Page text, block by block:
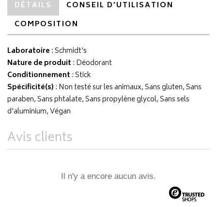
DÉTAILS
CONSEIL D’UTILISATION
COMPOSITION
Laboratoire :Schmidt's
Nature de produit : Déodorant
Conditionnement : Stick
Spécificité(s) : Non testé sur les animaux, Sans gluten, Sans
paraben, Sans phtalate, Sans propylène glycol, Sans sels
d'aluminium, Végan
Avis clients
Il n'y a encore aucun avis.